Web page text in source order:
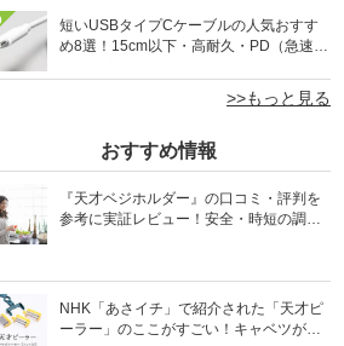
短いUSBタイプCケーブルの人気おすす
め8選！15cm以下・高耐久・PD（急速充
>>もっと見る
おすすめ情報
『天才ベジホルダー』の口コミ・評判を
参考に実証レビュー！安全・時短の調理
NHK「あさイチ」で紹介された「天才ピ
ーラー」のここがすごい！キャベツがほ